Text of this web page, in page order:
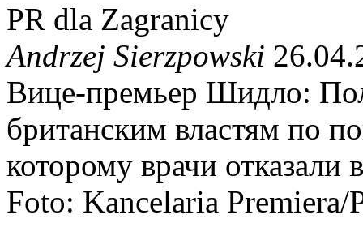
PR dla Zagranicy
Andrzej Sierzpowski
Вице-премьер Шидло:
британским властям по
которому врачи отказали
Foto: Kancelaria